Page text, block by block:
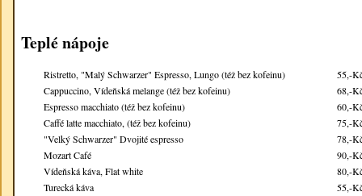
Teplé nápoje
Ristretto, "Malý Schwarzer" Espresso, Lungo (též bez kofeinu)
55,-
Cappuccino, Vídeňská melange (též bez kofeinu)
68,-
Espresso macchiato (též bez kofeinu)
60,-
Caffé latte macchiato, (též bez kofeinu)
75,-
"Velký Schwarzer" Dvojité espresso
78,-
Mozart Café
90,-
Vídeňská káva, Flat white
80,-
Turecká káva
55,-